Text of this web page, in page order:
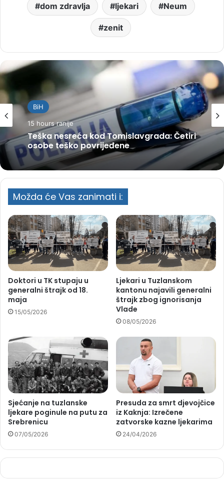
dom zdravlja ljekari Neum
zenit
BiH
15 hours ranije
Teška nesreća kod Tomislavgrada: Četiri
osobe teško povrijeđene
Možda će Vas zanimati i:
Doktori u TK stupaju u
generalni štrajk od 18.
maja
15/05/2026
Ljekari u Tuzlanskom
kantonu najavili generalni
štrajk zbog ignorisanja
Vlade
08/05/2026
Sjećanje na tuzlanske
ljekare poginule na putu za
Srebrenicu
07/05/2026
Presuda za smrt djevojčice
iz Kaknja: Izrečene
zatvorske kazne ljekarima
24/04/2026